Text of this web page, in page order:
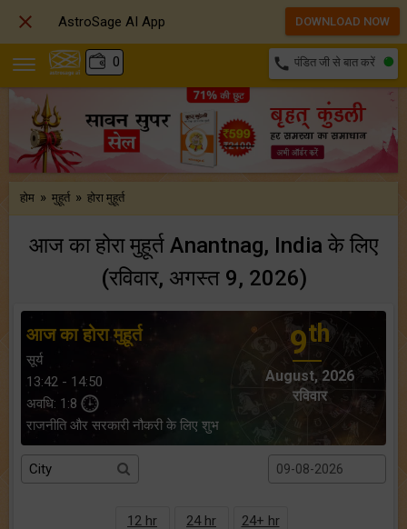
0 call पंडित जी से बात करें
होम » मुहूर्त » होरा मुहूर्त
आज का होरा मुहूर्त Anantnag, India के लिए
(रविवार, अगस्त 9, 2026)
आज का होरा मुहूर्त
सूर्य
13:42 - 14:50
अवधि: 1:8
राजनीति और सरकारी नौकरी के लिए शुभ
9th
August, 2026
रविवार
12 hr 24 hr 24+ hr
 AstroSage AI App DOWNLOAD NOW